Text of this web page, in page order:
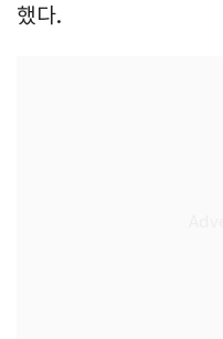
했다.